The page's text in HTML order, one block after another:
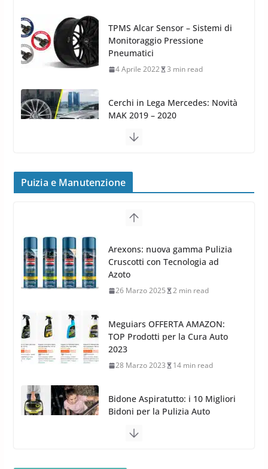
Cerchi in Lega Mercedes: Novità
MAK 2019 – 2020
16 Settembre 2019
MAK FIVESTAR (2019)
24 Luglio 2019 1 min read
8 Aprile 2026 7 min read
l’acquisizione di Reedijk
3 Dicembre 2024 3 min read
Puizia e Manutenzione
Meguiars OFFERTA AMAZON:
TOP Prodotti per la Cura Auto
2023
28 Marzo 2023 14 min read
Bidone Aspiratutto: i 10 Migliori
Bidoni per la Pulizia Auto
6 Maggio 2022
Gun per la tua Idropulitrice?
5 Maggio 2022 2 min read